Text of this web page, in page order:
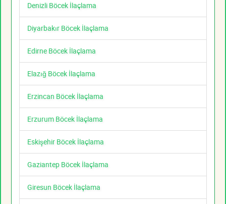
Denizli Böcek İlaçlama
Diyarbakır Böcek İlaçlama
Edirne Böcek İlaçlama
Elazığ Böcek İlaçlama
Erzincan Böcek İlaçlama
Erzurum Böcek İlaçlama
Eskişehir Böcek İlaçlama
Gaziantep Böcek İlaçlama
Giresun Böcek İlaçlama